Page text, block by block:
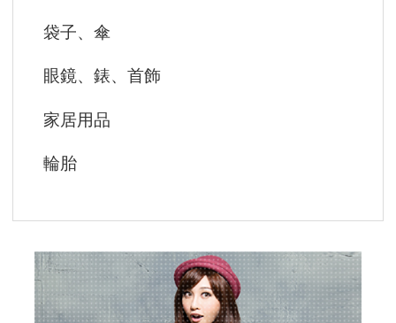
袋子、傘
眼鏡、錶、首飾
家居用品
輪胎